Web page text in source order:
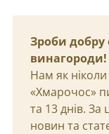
Зроби добру
винагороди!
Нам як
«Хмарочос»
та 13 днів. За
новин та